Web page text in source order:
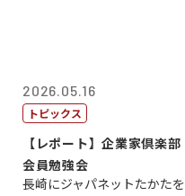
2026.05.16
トピックス
【レポート】企業家倶楽部
会員勉強会
長崎にジャパネットたかたを